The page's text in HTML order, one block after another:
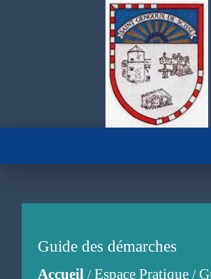
Guide des démarches
Accueil/Espace Pratique/